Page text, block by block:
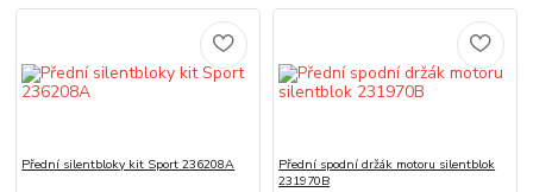
Přední silentbloky kit Sport 236208A
Přední spodní držák motoru silentblok
231970B